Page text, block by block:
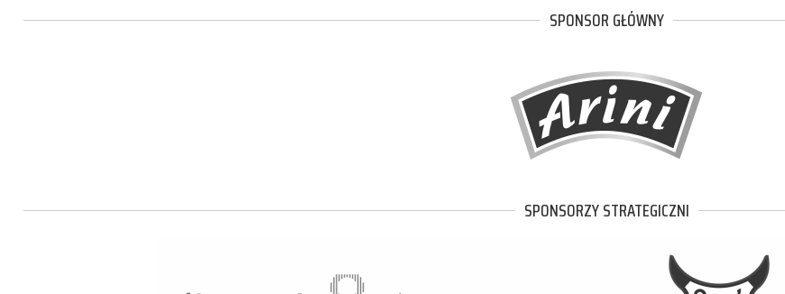
SPONSOR GŁÓWNY
SPONSORZY STRATEGICZNI